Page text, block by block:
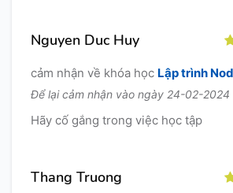
Nguyen Duc Huy
cảm nhận về khóa học Lập trình
Để lại cảm nhận vào ngày 24-02-2024
Hãy cố gắng trong việc học tập
Thang Truong